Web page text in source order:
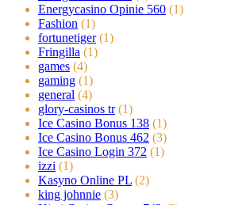
Energycasino Opinie 560 (1)
Fashion (1)
fortunetiger (1)
Fringilla (1)
games (4)
gaming (1)
general (4)
glory-casinos tr (1)
Ice Casino Bonus 138 (1)
Ice Casino Bonus 462 (3)
Ice Casino Login 372 (1)
izzi (1)
Kasyno Online PL (2)
king johnnie (3)